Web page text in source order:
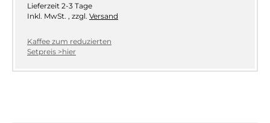
Lieferzeit 2-3 Tage
Inkl. MwSt. , zzgl. Versand
Kaffee zum reduzierten
Setpreis >hier